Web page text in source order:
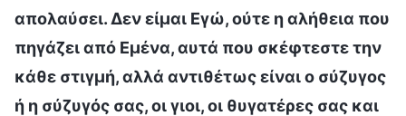
απολαύσει. Δεν είμαι Εγώ, ούτε η αλήθεια που
πηγάζει από Εμένα, αυτά που σκέφτεστε την
κάθε στιγμή, αλλά αντιθέτως είναι ο σύζυγος
ή η σύζυγός σας, οι γιοι, οι θυγατέρες σας και